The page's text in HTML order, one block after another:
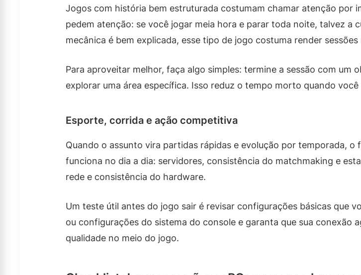
Jogos com história bem estruturada costumam chamar atenção por
pedem atenção: se você jogar meia hora e parar toda noite, talvez a
mecânica é bem explicada, esse tipo de jogo costuma render
Para aproveitar melhor, faça algo simples: termine a sessão com um
explorar uma área específica. Isso reduz o tempo morto quando
Esporte, corrida e ação competitiva
Quando o assunto vira partidas rápidas e evolução por temporada,
funciona no dia a dia: servidores, consistência do matchmaking e
rede e consistência do hardware.
Um teste útil antes do jogo sair é revisar configurações básicas que
ou configurações do sistema do console e garanta que sua conexão
qualidade no meio do jogo.